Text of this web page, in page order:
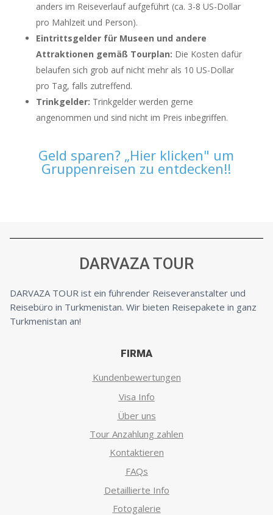
anders im Reiseverlauf aufgeführt (ca. 3-8 US-Dollar
pro Mahlzeit und Person).
Eintrittsgelder für Museen und andere
Attraktionen gemäß Tourplan: Die Kosten dafür
belaufen sich grob auf nicht mehr als 10 US-Dollar
pro Tag, falls zutreffend.
Trinkgelder: Trinkgelder werden gerne
angenommen und sind nicht im Preis inbegriffen.
Geld sparen? „Hier klicken" um
Gruppenreisen zu entdecken!!
DARVAZA TOUR
DARVAZA TOUR ist ein führender Reiseveranstalter und
Reisebüro in Turkmenistan. Wir bieten Reisepakete in ganz
Turkmenistan an!
FIRMA
Kundenbewertungen
Visa Info
Über uns
Tour Anzahlung zahlen
Kontaktieren
FAQs
Detaillierte Info
Fotogalerie